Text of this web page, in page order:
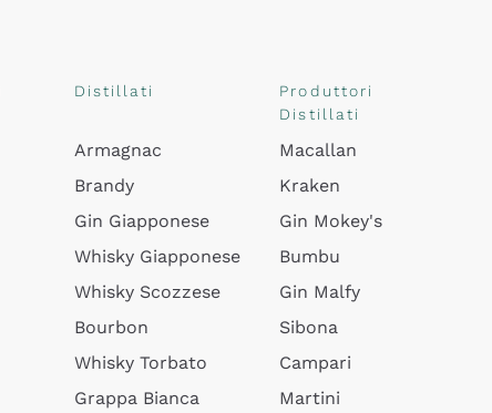
Distillati
Armagnac
Brandy
Gin Giapponese
Whisky Giapponese
Whisky Scozzese
Bourbon
Whisky Torbato
Grappa Bianca
Produttori
Distillati
Macallan
Kraken
Gin Mokey's
Bumbu
Gin Malfy
Sibona
Campari
Martini